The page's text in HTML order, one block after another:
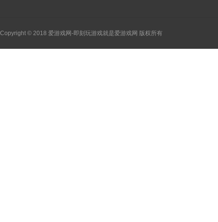
Copyright © 2018 爱游戏网-即刻玩游戏就是爱游戏网 版权所有